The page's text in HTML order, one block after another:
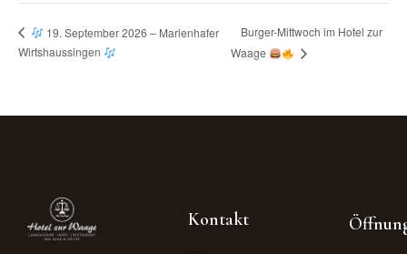
19. September 2026 – Marienhafer
Wirtshaussingen
Burger-Mittwoch im Hotel zur
Waage
Kontakt